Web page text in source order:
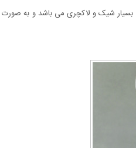
بسیار شیک و لاکچری می باشد و به